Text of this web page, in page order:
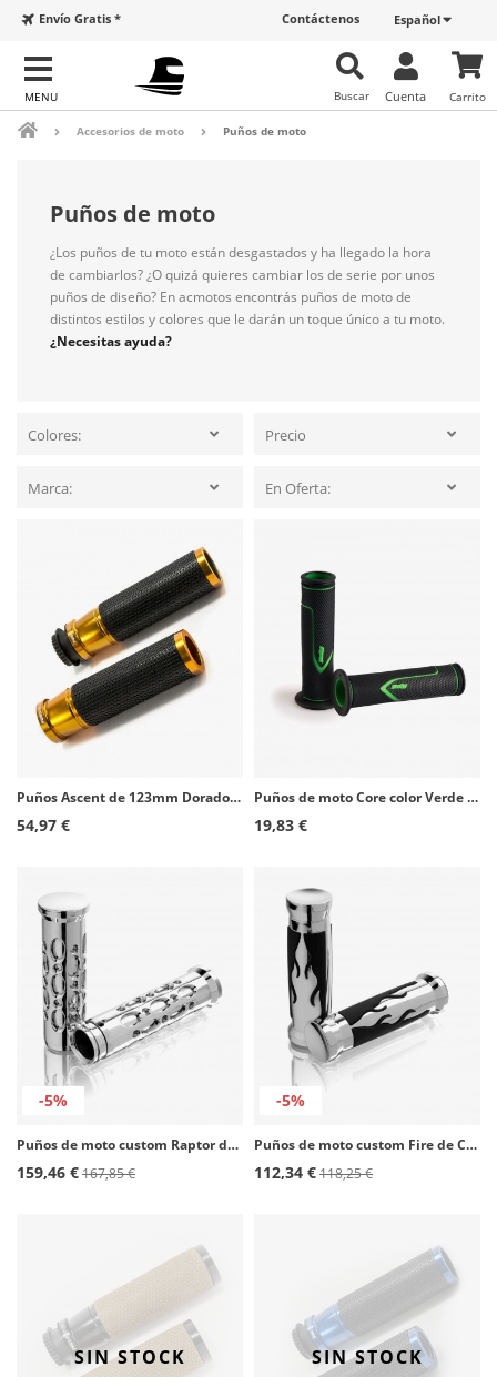
Español
Contáctenos
Envío Gratis *
Carrito
Cuenta
Buscar
Accesorios de moto Puños de moto
Puños de moto
¿Los puños de tu moto están desgastados y ha llegado la hora
de cambiarlos? ¿O quizá quieres cambiar los de serie por unos
puños de diseño? En acmotos encontrás puños de moto de
distintos estilos y colores que le darán un toque único a tu moto.
¿Necesitas ayuda?
Colores: Precio
Marca: En Oferta:
Puños Ascent de 123mm Dorados Puig 3553O
54,97 €
Puños de moto Core color Verde de Puig 20796V
19,83 €
-5%
Puños de moto custom Raptor de Customacces
159,46 €167,85 €
-5%
Puños de moto custom Fire de Customacces
112,34 €118,25 €
SIN STOCK SIN STOCK